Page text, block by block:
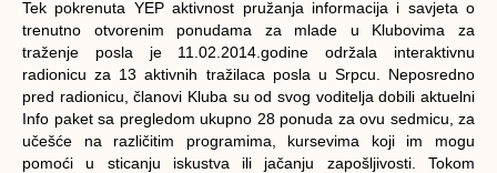
Tek pokrenuta YEP aktivnost pružanja informacija i savjeta o
trenutno otvorenim ponudama za mlade u Klubovima za
traženje posla je 11.02.2014.godine održala interaktivnu
radionicu za 13 aktivnih tražilaca posla u Srpcu. Neposredno
pred radionicu, članovi Kluba su od svog voditelja dobili aktuelni
Info paket sa pregledom ukupno 28 ponuda za ovu sedmicu, za
učešće na različitim programima, kursevima koji im mogu
pomoći u sticanju iskustva ili jačanju zapošljivosti. Tokom